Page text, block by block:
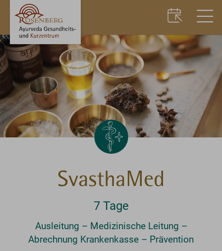
SvasthaMed
7 Tage
Ausleitung – Medizinische Leitung –
Abrechnung Krankenkasse – Prävention